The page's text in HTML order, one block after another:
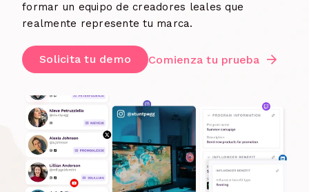
formar un equipo de creadores leales que
realmente represente tu marca.
Solicita tu demo Comienza tu prueba